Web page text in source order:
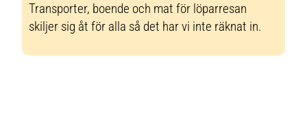
Transporter, boende och mat för löparresan
skiljer sig åt för alla så det har vi inte räknat in.